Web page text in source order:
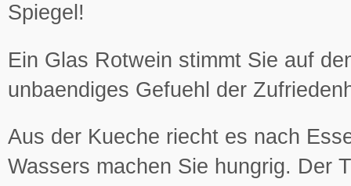
Spiegel!
Ein Glas Rotwein stimmt Sie auf
unbaendiges Gefuehl der
Aus der Kueche riecht es nach
Wassers machen Sie hungrig. Der